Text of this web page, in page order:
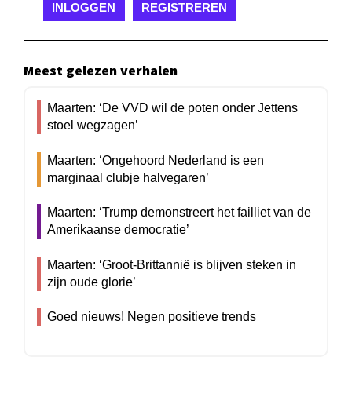
INLOGGEN REGISTREREN
Meest gelezen verhalen
Maarten: ‘De VVD wil de poten onder Jettens
stoel wegzagen’
Maarten: ‘Ongehoord Nederland is een
marginaal clubje halvegaren’
Maarten: ‘Trump demonstreert het failliet van de
Amerikaanse democratie’
Maarten: ‘Groot-Brittannië is blijven steken in
zijn oude glorie’
Goed nieuws! Negen positieve trends